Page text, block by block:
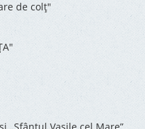
de colţ"